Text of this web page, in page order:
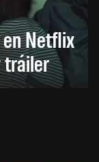
en Netflix
tráiler